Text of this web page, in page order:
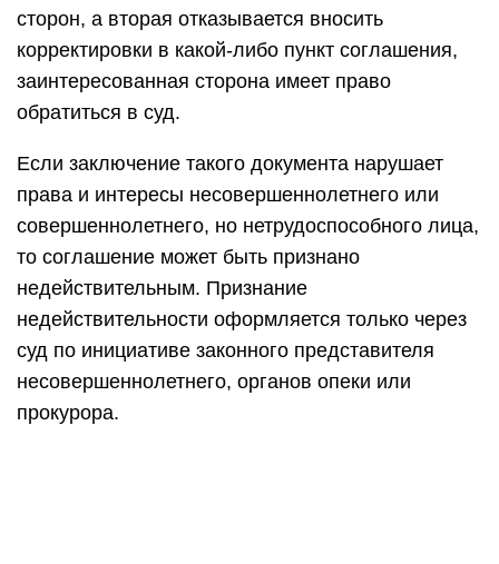
сторон, а вторая отказывается вносить
корректировки в какой-либо пункт соглашения,
заинтересованная сторона имеет право
обратиться в суд.
Если заключение такого документа нарушает
права и интересы несовершеннолетнего или
совершеннолетнего, но нетрудоспособного лица,
то соглашение может быть признано
недействительным. Признание
недействительности оформляется только через
суд по инициативе законного представителя
несовершеннолетнего, органов опеки или
прокурора.